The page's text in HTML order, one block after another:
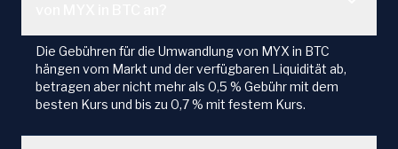
Die Gebühren für die Umwandlung von MYX in BTC
hängen vom Markt und der verfügbaren Liquidität ab,
betragen aber nicht mehr als 0,5 % Gebühr mit dem
besten Kurs und bis zu 0,7 % mit festem Kurs.